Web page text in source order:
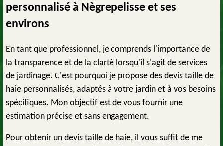
personnalisé à Nègrepelisse et ses
environs
En tant que professionnel, je comprends l'importance de
la transparence et de la clarté lorsqu'il s'agit de services
de jardinage. C'est pourquoi je propose des devis taille de
haie personnalisés, adaptés à votre jardin et à vos besoins
spécifiques. Mon objectif est de vous fournir une
estimation précise et sans engagement.
Pour obtenir un devis taille de haie, il vous suffit de me